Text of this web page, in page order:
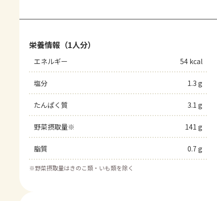
栄養情報（1人分）
エネルギー 54 kcal
塩分 1.3 g
たんぱく質 3.1 g
野菜摂取量※ 141 g
脂質 0.7 g
※野菜摂取量はきのこ類・いも類を除く